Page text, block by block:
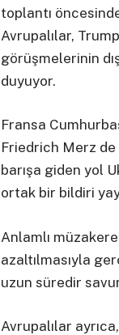
toplantı
Avrupalılar,
görüşmelerinin
duyuyor.
Fransa
Friedrich Merz de
barışa giden yol
ortak bir bildiri
Anlamlı
azaltılmasıyla
uzun süredir
Avrupalılar